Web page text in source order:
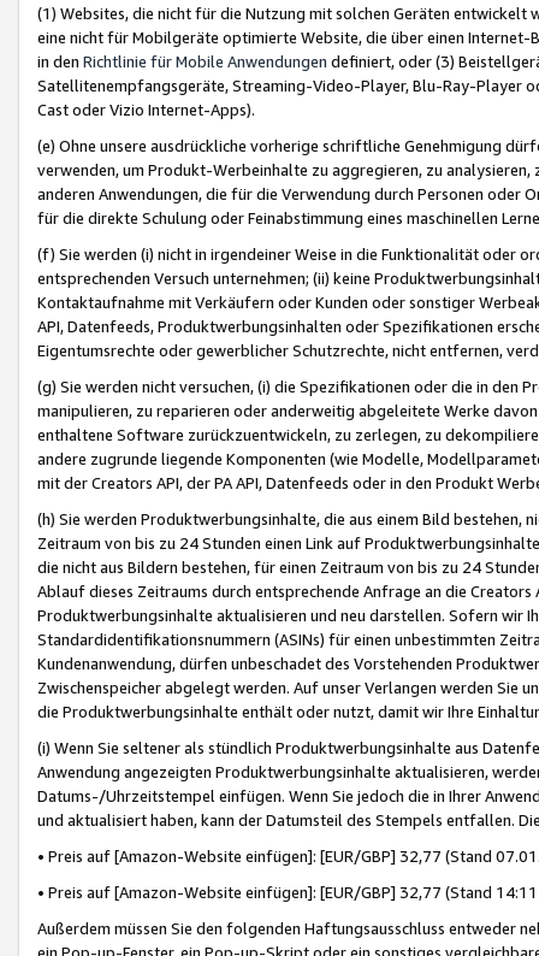
(1) Websites, die nicht für die Nutzung mit solchen Geräten
eine nicht für Mobilgeräte optimierte Website, die über einen
in den Richtlinie für Mobile Anwendungen definiert, oder (3)
Satellitenempfangsgeräte, Streaming-Video-Player, Blu-Ray-Player
Cast oder Vizio Internet-Apps).
(e) Ohne unsere ausdrückliche vorherige schriftliche Genehmigung
verwenden, um Produkt-Werbeinhalte zu aggregieren, zu
anderen Anwendungen, die für die Verwendung durch Personen
für die direkte Schulung oder Feinabstimmung eines maschinellen
(f) Sie werden (i) nicht in irgendeiner Weise in die Funktionalität oder
entsprechenden Versuch unternehmen; (ii) keine
Kontaktaufnahme mit Verkäufern oder Kunden oder sonstiger
API, Datenfeeds, Produktwerbungsinhalten oder Spezifikationen
Eigentumsrechte oder gewerblicher Schutzrechte, nicht entfernen,
(g) Sie werden nicht versuchen, (i) die Spezifikationen oder die in
manipulieren, zu reparieren oder anderweitig abgeleitete Werke
enthaltene Software zurückzuentwickeln, zu zerlegen, zu
andere zugrunde liegende Komponenten (wie Modelle,
mit der Creators API, der PA API, Datenfeeds oder in den Produkt
(h) Sie werden Produktwerbungsinhalte, die aus einem Bild bestehen,
Zeitraum von bis zu 24 Stunden einen Link auf
die nicht aus Bildern bestehen, für einen Zeitraum von bis zu 24
Ablauf dieses Zeitraums durch entsprechende Anfrage an die
Produktwerbungsinhalte aktualisieren und neu darstellen. Sofern wir
Standardidentifikationsnummern (ASINs) für einen unbestimmten
Kundenanwendung, dürfen unbeschadet des Vorstehenden
Zwischenspeicher abgelegt werden. Auf unser Verlangen werden Sie
die Produktwerbungsinhalte enthält oder nutzt, damit wir Ihre
(i) Wenn Sie seltener als stündlich Produktwerbungsinhalte aus
Anwendung angezeigten Produktwerbungsinhalte aktualisieren,
Datums-/Uhrzeitstempel einfügen. Wenn Sie jedoch die in Ihrer
und aktualisiert haben, kann der Datumsteil des Stempels entfallen.
• Preis auf [Amazon-Website einfügen]: [EUR/GBP] 32,77 (Stand
• Preis auf [Amazon-Website einfügen]: [EUR/GBP] 32,77 (Stand
Außerdem müssen Sie den folgenden Haftungsausschluss entweder
ein Pop-up-Fenster, ein Pop-up-Skript oder ein sonstiges